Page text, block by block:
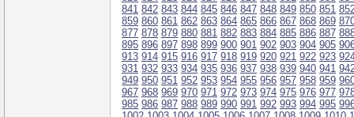
841 842 843 844 845 846 847 848 849 850 851
859 860 861 862 863 864 865 866 867 868 869
877 878 879 880 881 882 883 884 885 886 887
895 896 897 898 899 900 901 902 903 904 905
913 914 915 916 917 918 919 920 921 922 923
931 932 933 934 935 936 937 938 939 940 941
949 950 951 952 953 954 955 956 957 958 959
967 968 969 970 971 972 973 974 975 976 977
985 986 987 988 989 990 991 992 993 994 995